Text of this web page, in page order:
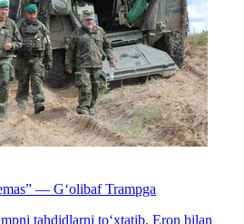
— G‘olibaf Trampga
tahdidlarni to‘xtatib, Eron bilan